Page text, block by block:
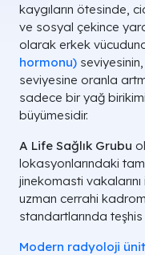
kaygıların ötesinde,
ve sosyal çekince
olarak erkek
hormonu) seviyesinin,
seviyesine oranla
sadece bir yağ
büyümesidir.
A Life Sağlık Grubu
lokasyonlarındaki
jinekomasti
uzman cerrahi
standartlarında
Modern radyoloji